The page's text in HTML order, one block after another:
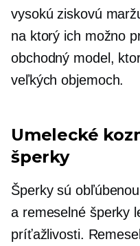
vysokú ziskovú
na ktorý ich možno
obchodný model,
veľkých objemoch.
Umelecké
šperky
Šperky sú
a remeselné šperky
príťažlivosti.